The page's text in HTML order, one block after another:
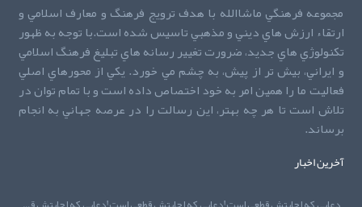
مجموعه فرهنگي ماشاالله با هدف ترويج فرهنگ و معارف اسلامي و
ارتقاء ارزش هاي ديني و مذهبي تاسيس شده است.با توجه به ظهور
تکنولوژي هاي جديد، ضرورت تغيير رسانه هاي تبليغ فرهنگ اسلامي
و ايراني، بيش تر از پيش، به چشم مي خورد. يکي از محورهاي اصلي
فعاليت ما را همين امر به خود اختصاص داده است و با تمام توان در
تلاش است تا هر چه بهتر، اين رسالت را در عرصه جهاني به انجام
برساند.
آخرین اخبار